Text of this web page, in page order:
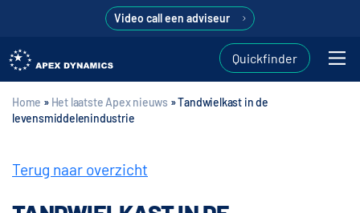
Video call een adviseur
Quickfinder
Home » Het laatste Apex nieuws »Tandwielkast in de
levensmiddelenindustrie
Terug naar overzicht